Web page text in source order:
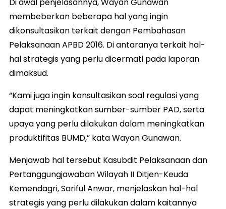
membeberkan beberapa hal yang ingin
dikonsultasikan terkait dengan Pembahasan
Pelaksanaan APBD 2016. Di antaranya terkait hal-
hal strategis yang perlu dicermati pada laporan
dimaksud.
“Kami juga ingin konsultasikan soal regulasi yang
dapat meningkatkan sumber-sumber PAD, serta
upaya yang perlu dilakukan dalam meningkatkan
produktifitas BUMD,” kata Wayan Gunawan.
Menjawab hal tersebut Kasubdit Pelaksanaan dan
Pertanggungjawaban Wilayah II Ditjen-Keuda
Kemendagri, Sariful Anwar, menjelaskan hal-hal
strategis yang perlu dilakukan dalam kaitannya